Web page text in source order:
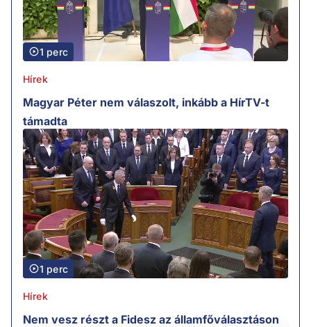
1 perc
Hírek
Magyar Péter nem válaszolt, inkább a HírTV-t
támadta
1 perc
Hírek
Nem vesz részt a Fidesz az államfőválasztáson